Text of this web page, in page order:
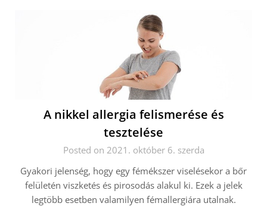
A nikkel allergia felismerése és
tesztelése
Posted on 2021. október 6. szerda
Gyakori jelenség, hogy egy fémékszer viselésekor a bőr
felületén viszketés és pirosodás alakul ki. Ezek a jelek
legtöbb esetben valamilyen fémallergiára utalnak.